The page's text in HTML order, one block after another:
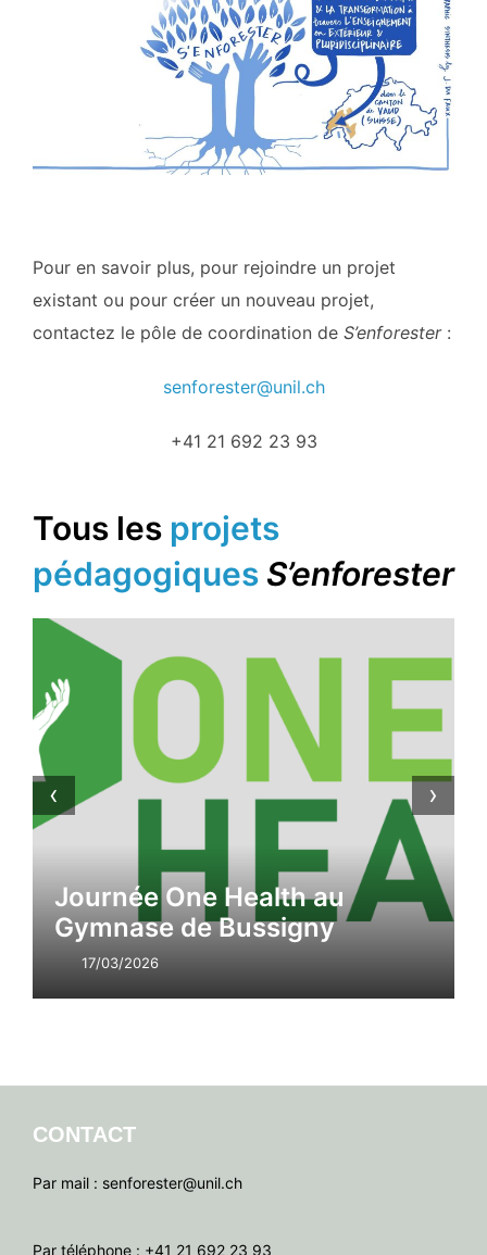
Pour en savoir plus, pour rejoindre un projet
existant ou pour créer un nouveau projet,
contactez le pôle de coordination de S’enforester:
senforester@unil.ch
+41 21 692 23 93
Tous les projets
pédagogiques S’enforester
Journée One Health au
Gymnase de Bussigny
17/03/2026
‹ ›
CONTACT
Par mail : senforester@unil.ch
Par téléphone : +41 21 692 23 93